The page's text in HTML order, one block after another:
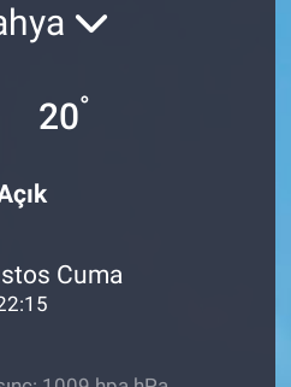
20°
Cuma